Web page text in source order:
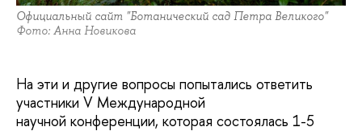
Официальный сайт "Ботанический сад Петра Великого"
Фото: Анна Новикова
На эти и другие вопросы попытались ответить
участники V Международной
научной конференции, которая состоялась 1-5